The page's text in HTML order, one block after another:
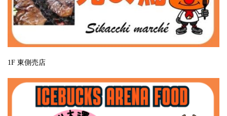
1F 東側売店